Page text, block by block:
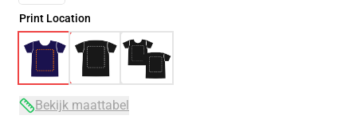
Print Location
Bekijk maattabel